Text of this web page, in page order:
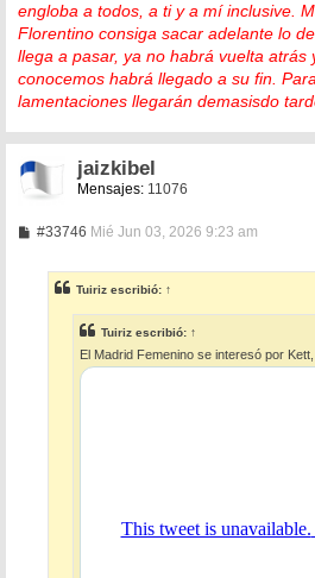
engloba a todos, a ti y a mí inclusive.
Florentino consiga sacar adelante lo
llega a pasar, ya no habrá vuelta atrás
conocemos habrá llegado a su fin.
lamentaciones llegarán demasisdo
jaizkibel
Mensajes: 11076
#33746M
a
j
e
Mié Jun 03, 2026 9:23 am
Tuiriz escribió: ↑
Tuiriz escribió: ↑
El Madrid Femenino se interesó por